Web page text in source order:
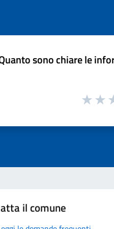
sono chiare le
il comune